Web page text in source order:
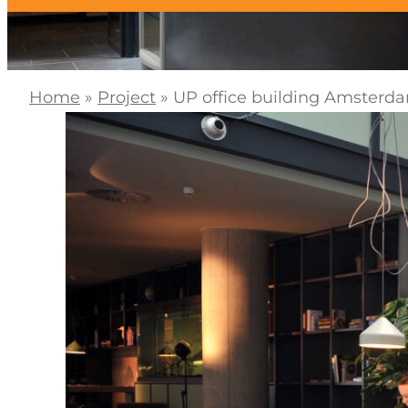
Home » Project » UP office building